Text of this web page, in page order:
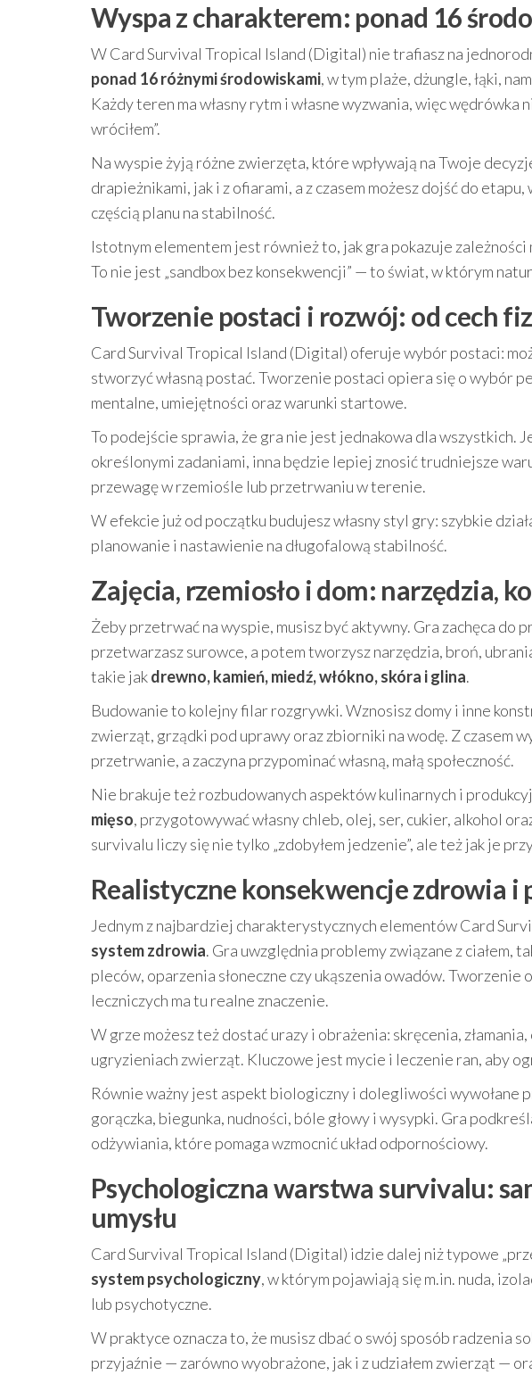
Wyspa z charakterem: ponad 16
W Card Survival Tropical Island (Digital) nie trafiasz na
ponad 16 różnymi środowiskami, w tym plaże, dżungle, łąki,
Każdy teren ma własny rytm i własne wyzwania, więc wędrówka
wróciłem”.
Na wyspie żyją różne zwierzęta, które wpływają na Twoje
drapieżnikami, jak i z ofiarami, a z czasem możesz dojść do etapu,
częścią planu na stabilność.
Istotnym elementem jest również to, jak gra pokazuje
To nie jest „sandbox bez konsekwencji” — to świat, w którym
Tworzenie postaci i rozwój: od cech
Card Survival Tropical Island (Digital) oferuje wybór postaci:
stworzyć własną postać. Tworzenie postaci opiera się o wybór
mentalne, umiejętności oraz warunki startowe.
To podejście sprawia, że gra nie jest jednakowa dla wszystkich.
określonymi zadaniami, inna będzie lepiej znosić trudniejsze
przewagę w rzemiośle lub przetrwaniu w terenie.
W efekcie już od początku budujesz własny styl gry: szybkie
planowanie i nastawienie na długofalową stabilność.
Zajęcia, rzemiosło i dom: narzędzia,
Żeby przetrwać na wyspie, musisz być aktywny. Gra zachęca do
przetwarzasz surowce, a potem tworzysz narzędzia, broń,
takie jakdrewno, kamień, miedź, włókno, skóra i glina.
Budowanie to kolejny filar rozgrywki. Wznosisz domy i inne
zwierząt, grządki pod uprawy oraz zbiorniki na wodę. Z czasem
przetrwanie, a zaczyna przypominać własną, małą społeczność.
Nie brakuje też rozbudowanych aspektów kulinarnych i
mięso, przygotowywać własny chleb, olej, ser, cukier, alkohol
survivalu liczy się nie tylko „zdobyłem jedzenie”, ale też jak je
Realistyczne konsekwencje zdrowia i
Jednym z najbardziej charakterystycznych elementów Card
system zdrowia. Gra uwzględnia problemy związane z ciałem,
pleców, oparzenia słoneczne czy ukąszenia owadów.
leczniczych ma tu realne znaczenie.
W grze możesz też dostać urazy i obrażenia: skręcenia,
ugryzieniach zwierząt. Kluczowe jest mycie i leczenie ran, aby
Równie ważny jest aspekt biologiczny i dolegliwości wywołane
gorączka, biegunka, nudności, bóle głowy i wysypki. Gra
odżywiania, które pomaga wzmocnić układ odpornościowy.
Psychologiczna warstwa survivalu:
umysłu
Card Survival Tropical Island (Digital) idzie dalej niż typowe
system psychologiczny, w którym pojawiają się m.in. nuda,
lub psychotyczne.
W praktyce oznacza to, że musisz dbać o swój sposób radzenia
przyjaźnie — zarówno wyobrażone, jak i z udziałem zwierząt —